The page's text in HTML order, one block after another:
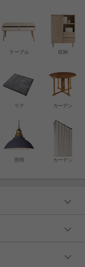
収納
テーブル
ラグ
カーテン
照明
ガーデン